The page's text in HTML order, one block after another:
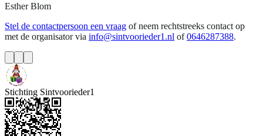
Esther Blom
Stel de contactpersoon een vraag of neem rechtstreeks contact op
met de organisator via info@sintvoorieder1.nl of 0646287388.
Stichting Sintvoorieder1